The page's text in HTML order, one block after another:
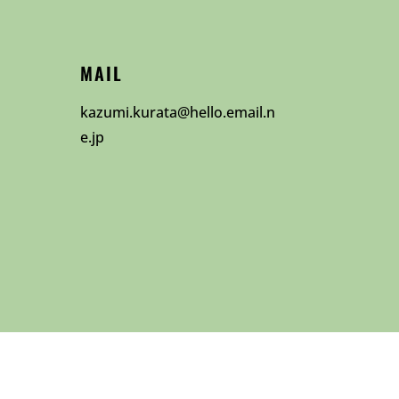
MAIL
kazumi.kurata@hello.email.n
e.jp